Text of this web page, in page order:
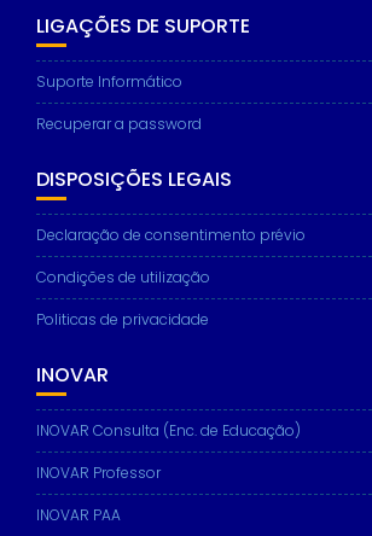
LIGAÇÕES DE SUPORTE
Suporte Informático
Recuperar a password
DISPOSIÇÕES LEGAIS
Declaração de consentimento prévio
Condições de utilização
Politicas de privacidade
INOVAR
INOVAR Consulta (Enc. de Educação)
INOVAR Professor
INOVAR PAA